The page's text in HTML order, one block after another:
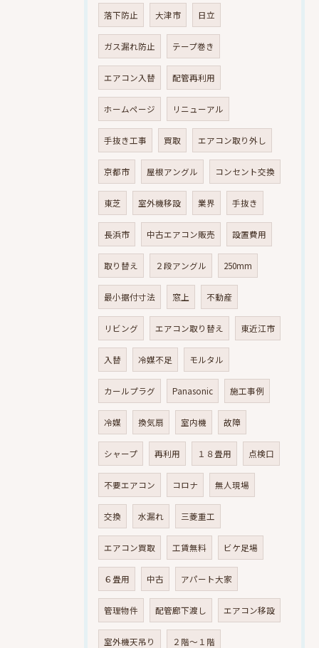
落下防止 大津市 日立
ガス漏れ防止 テープ巻き
エアコン入替 配管再利用
ホームページ リニューアル
手抜き工事 買取 エアコン取り外し
京都市 屋根アングル コンセント交換
東芝 室外機移設 業界 手抜き
長浜市 中古エアコン販売 設置費用
取り替え ２段アングル 250mm
最小据付寸法 窓上 不動産
リビング エアコン取り替え 東近江市
入替 冷媒不足 モルタル
カールプラグ Panasonic 施工事例
冷媒 換気扇 室内機 故障
シャープ 再利用 １８畳用 点検口
不要エアコン コロナ 無人現場
交換 水漏れ 三菱重工
エアコン買取 工賃無料 ビケ足場
６畳用 中古 アパート大家
管理物件 配管廊下渡し エアコン移設
室外機天吊り ２階～１階